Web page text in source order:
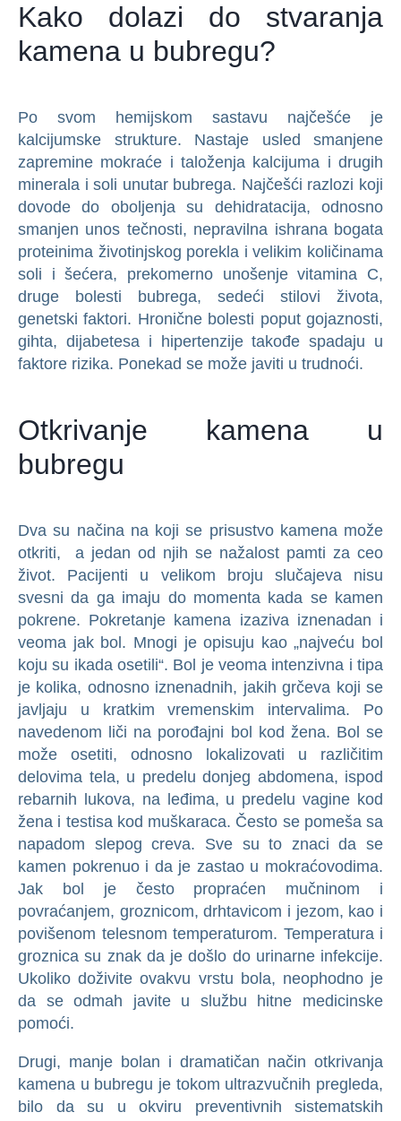
Kako dolazi do stvaranja
kamena u bubregu?
Po svom hemijskom sastavu najčešće je
kalcijumske strukture. Nastaje usled smanjene
zapremine mokraće i taloženja kalcijuma i drugih
minerala i soli unutar bubrega. Najčešći razlozi koji
dovode do oboljenja su dehidratacija, odnosno
smanjen unos tečnosti, nepravilna ishrana bogata
proteinima životinjskog porekla i velikim količinama
soli i šećera, prekomerno unošenje vitamina C,
druge bolesti bubrega, sedeći stilovi života,
genetski faktori. Hronične bolesti poput gojaznosti,
gihta, dijabetesa i hipertenzije takođe spadaju u
faktore rizika. Ponekad se može javiti u trudnoći.
Otkrivanje kamena u
bubregu
Dva su načina na koji se prisustvo kamena može
otkriti, a jedan od njih se nažalost pamti za ceo
život. Pacijenti u velikom broju slučajeva nisu
svesni da ga imaju do momenta kada se kamen
pokrene. Pokretanje kamena izaziva iznenadan i
veoma jak bol. Mnogi je opisuju kao „najveću bol
koju su ikada osetili“. Bol je veoma intenzivna i tipa
je kolika, odnosno iznenadnih, jakih grčeva koji se
javljaju u kratkim vremenskim intervalima. Po
navedenom liči na porođajni bol kod žena. Bol se
može osetiti, odnosno lokalizovati u različitim
delovima tela, u predelu donjeg abdomena, ispod
rebarnih lukova, na leđima, u predelu vagine kod
žena i testisa kod muškaraca. Često se pomeša sa
napadom slepog creva. Sve su to znaci da se
kamen pokrenuo i da je zastao u mokraćovodima.
Jak bol je često propraćen mučninom i
povraćanjem, groznicom, drhtavicom i jezom, kao i
povišenom telesnom temperaturom. Temperatura i
groznica su znak da je došlo do urinarne infekcije.
Ukoliko doživite ovakvu vrstu bola, neophodno je
da se odmah javite u službu hitne medicinske
pomoći.
Drugi, manje bolan i dramatičan način otkrivanja
kamena u bubregu je tokom ultrazvučnih pregleda,
bilo da su u okviru preventivnih sistematskih